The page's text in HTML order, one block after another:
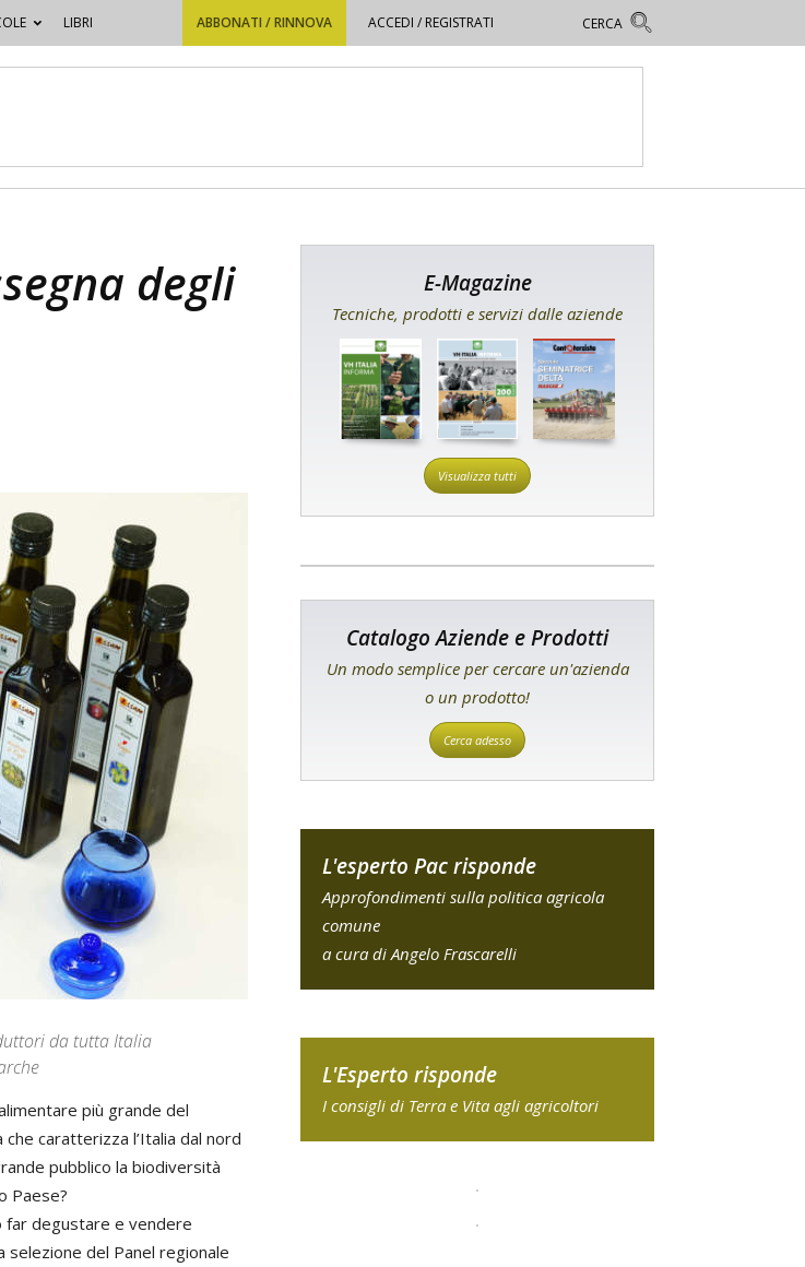
LIBRI ABBONATI / RINNOVA ACCEDI / REGISTRATI
degli
da tutta Italia
più grande del
caratterizza l’Italia dal nord
pubblico la biodiversità
Paese?
far degustare e vendere
selezione del Panel regionale
E-Magazine
Tecniche, prodotti e servizi dalle aziende
Visualizza tutti
Catalogo Aziende e Prodotti
Un modo semplice per cercare un'azienda
o un prodotto!
Cerca adesso
L'esperto Pac risponde
Approfondimenti sulla politica agricola
comune
a cura di Angelo Frascarelli
L'Esperto risponde
I consigli di Terra e Vita agli agricoltori